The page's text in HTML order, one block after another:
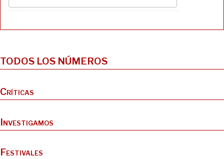
TODOS LOS NÚMEROS
Críticas
Investigamos
Festivales